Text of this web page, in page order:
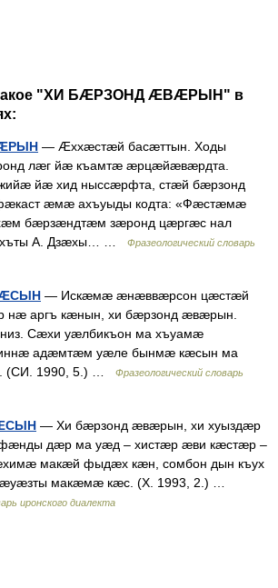
такое "ХИ БÆРЗОНД ÆВÆРЫН" в
— Æххæстæй басæттын. Ходы
лæг йæ къамтæ æрцæйæвæрдта.
йæ хид ныссæрфта, стæй бæрзонд
æмæ ахъуыды кодта: «Фæстæмæ
бæрзæндтæм зæронд цæргæс нал
А. Дзæхы… …
Фразеологический словарь
— Искæмæ æнæввæрсон цæстæй
аргъ кæнын, хи бæрзонд æвæрын.
Сæхи уæлбикъон ма хъуамæ
адæмтæм уæле бынмæ кæсын ма
(СИ. 1990, 5.) …
Фразеологический словарь
— Хи бæрзонд æвæрын, хи хуыздæр
дæр ма уæд – хистæр æви кæстæр –
макæй фыдæх кæн, сомбон дын къух
макæмæ кæс. (Х. 1993, 2.) …
иронского диалекта